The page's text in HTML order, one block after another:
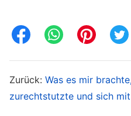
du gehorsam und
nach Wegen, es schön
Zurück: Was es mir
zurechtstutzte und sich